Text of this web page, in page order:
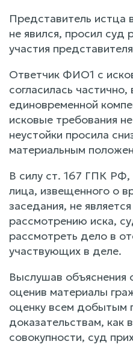
Представитель истца
не явился, просил суд
участия
Ответчик ФИО1 с
согласилась частично,
единовременной
исковые требования
неустойки просила
материальным
В силу ст. 167 ГПК РФ,
лица, извещенного о
заседания, не
рассмотрению иска,
рассмотреть дело в
участвующих в деле.
Выслушав объяснения
оценив материалы
оценку всем добытым
доказательствам, как
совокупности, суд